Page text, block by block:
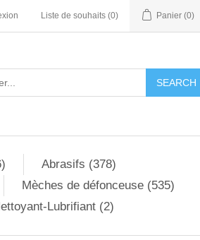
Liste de souhaits (0) Panier (0)
Abrasifs (378)
Mèches de défonceuse (535)
Lubrifiant (2)